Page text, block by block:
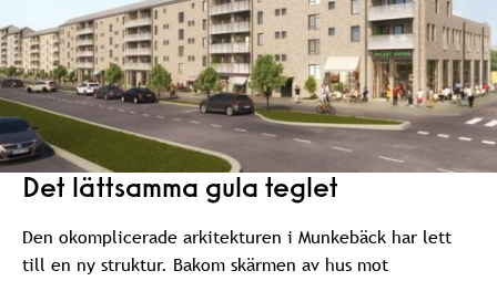
Det lättsamma gula teglet
Den okomplicerade arkitekturen i Munkebäck har lett
till en ny struktur. Bakom skärmen av hus mot